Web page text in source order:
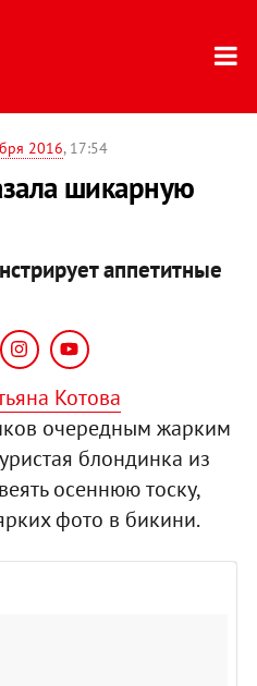
2016, 17:54
шикарную
аппетитные
Котова
очередным жарким
блондинка из
осеннюю тоску,
фото в бикини.